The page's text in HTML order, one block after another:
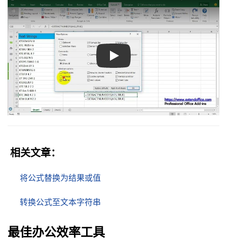
Play
相关文章：
将公式替换为结果或值
转换公式至文本字符串
最佳办公效率工具